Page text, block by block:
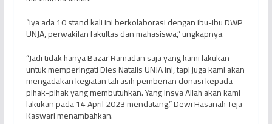
“Iya ada 10 stand kali ini berkolaborasi dengan ibu-ibu DWP
UNJA, perwakilan fakultas dan mahasiswa,” ungkapnya.
“Jadi tidak hanya Bazar Ramadan saja yang kami lakukan
untuk memperingati Dies Natalis UNJA ini, tapi juga kami akan
mengadakan kegiatan tali asih pemberian donasi kepada
pihak-pihak yang membutuhkan. Yang Insya Allah akan kami
lakukan pada 14 April 2023 mendatang,” Dewi Hasanah Teja
Kaswari menambahkan.